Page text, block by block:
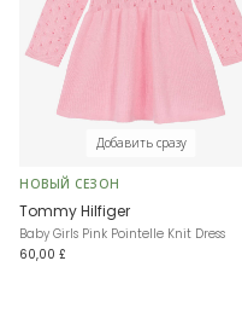
Добавить сразу
НОВЫЙ СЕЗОН
Tommy Hilfiger
Baby Girls Pink Pointelle Knit Dress
60,00 £